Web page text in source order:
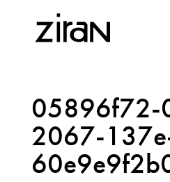
05896f72-
2067-